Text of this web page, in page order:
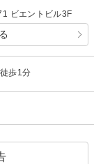
ビエントビル3F
歩1分